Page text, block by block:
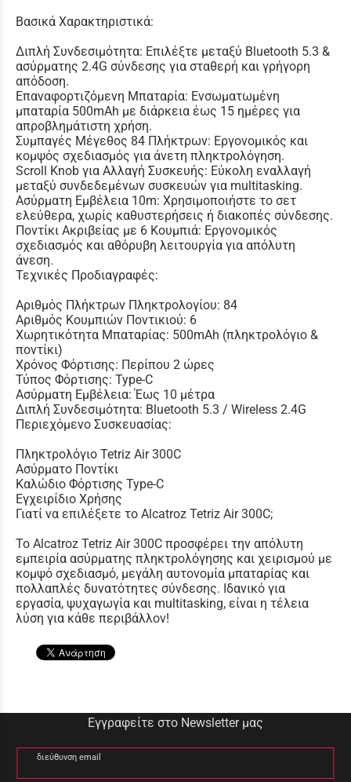
Βασικά Χαρακτηριστικά:
Διπλή Συνδεσιμότητα: Επιλέξτε μεταξύ Bluetooth 5.3 &
ασύρματης 2.4G σύνδεσης για σταθερή και γρήγορη
απόδοση.
Επαναφορτιζόμενη Μπαταρία: Ενσωματωμένη
μπαταρία 500mAh με διάρκεια έως 15 ημέρες για
απροβλημάτιστη χρήση.
Συμπαγές Μέγεθος 84 Πλήκτρων: Εργονομικός και
κομψός σχεδιασμός για άνετη πληκτρολόγηση.
Scroll Knob για Αλλαγή Συσκευής: Εύκολη εναλλαγή
μεταξύ συνδεδεμένων συσκευών για multitasking.
Ασύρματη Εμβέλεια 10m: Χρησιμοποιήστε το σετ
ελεύθερα, χωρίς καθυστερήσεις ή διακοπές σύνδεσης.
Ποντίκι Ακριβείας με 6 Κουμπιά: Εργονομικός
σχεδιασμός και αθόρυβη λειτουργία για απόλυτη
άνεση.
Τεχνικές Προδιαγραφές:
Αριθμός Πλήκτρων Πληκτρολογίου: 84
Αριθμός Κουμπιών Ποντικιού: 6
Χωρητικότητα Μπαταρίας: 500mAh (πληκτρολόγιο &
ποντίκι)
Χρόνος Φόρτισης: Περίπου 2 ώρες
Τύπος Φόρτισης: Type-C
Ασύρματη Εμβέλεια: Έως 10 μέτρα
Διπλή Συνδεσιμότητα: Bluetooth 5.3 / Wireless 2.4G
Περιεχόμενο Συσκευασίας:
Πληκτρολόγιο Tetriz Air 300C
Ασύρματο Ποντίκι
Καλώδιο Φόρτισης Type-C
Εγχειρίδιο Χρήσης
Γιατί να επιλέξετε το Alcatroz Tetriz Air 300C;
Το Alcatroz Tetriz Air 300C προσφέρει την απόλυτη
εμπειρία ασύρματης πληκτρολόγησης και χειρισμού με
κομψό σχεδιασμό, μεγάλη αυτονομία μπαταρίας και
πολλαπλές δυνατότητες σύνδεσης. Ιδανικό για
εργασία, ψυχαγωγία και multitasking, είναι η τέλεια
λύση για κάθε περιβάλλον!
Εγγραφείτε στο Newsletter μας
διεύθυνση email